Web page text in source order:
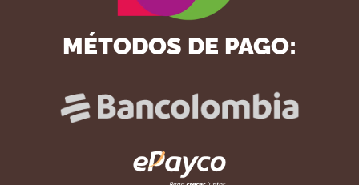
MÉTODOS DE PAGO: